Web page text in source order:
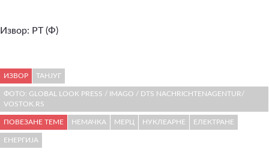
Извор: РТ (Ф)
ИЗВОР ТАНЈУГ
ФОТО: GLOBAL LOOK PRESS / IMAGO / DTS NACHRICHTENAGENTUR/
VOSTOK.RS
ПОВЕЗАНЕ ТЕМЕ НЕМАЧКА МЕРЦ НУКЛЕАРНЕ ЕЛЕКТРАНЕ
ЕНЕРГИЈА